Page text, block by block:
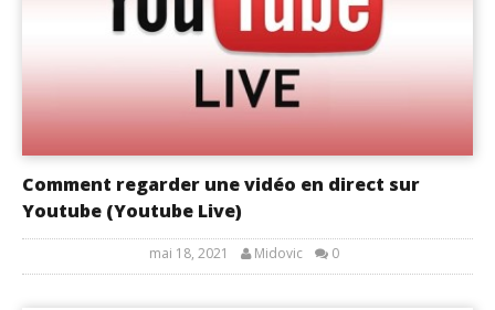
Comment regarder une vidéo en direct sur
Youtube (Youtube Live)
mai 18, 2021 Midovic 0